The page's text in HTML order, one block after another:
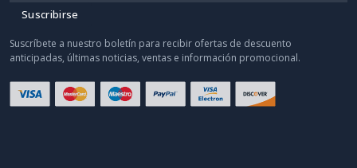
Suscribirse
Suscríbete a nuestro boletín para recibir ofertas de descuento
anticipadas, últimas noticias, ventas e información promocional.